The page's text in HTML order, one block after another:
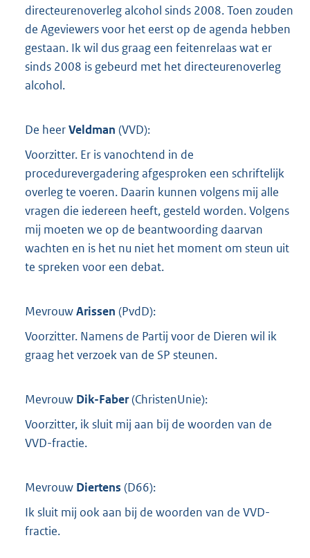
directeurenoverleg alcohol sinds 2008. Toen zouden
de Ageviewers voor het eerst op de agenda hebben
gestaan. Ik wil dus graag een feitenrelaas wat er
sinds 2008 is gebeurd met het directeurenoverleg
alcohol.
De heerVeldman (VVD):
Voorzitter. Er is vanochtend in de
procedurevergadering afgesproken een schriftelijk
overleg te voeren. Daarin kunnen volgens mij alle
vragen die iedereen heeft, gesteld worden. Volgens
mij moeten we op de beantwoording daarvan
wachten en is het nu niet het moment om steun uit
te spreken voor een debat.
MevrouwArissen (PvdD):
Voorzitter. Namens de Partij voor de Dieren wil ik
graag het verzoek van de SP steunen.
Mevrouw Dik-Faber(ChristenUnie):
Voorzitter, ik sluit mij aan bij de woorden van de
VVD-fractie.
Mevrouw Diertens (D66):
Ik sluit mij ook aan bij de woorden van de VVD-
fractie.